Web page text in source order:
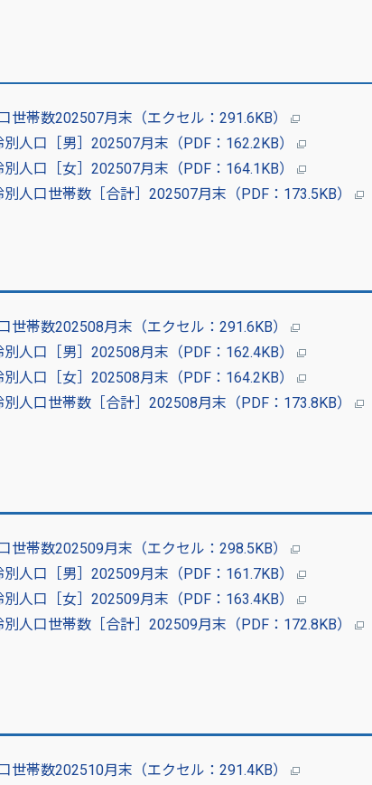
世帯数202507月末（エクセル：291.6KB）
人口［男］202507月末（PDF：162.2KB）
人口［女］202507月末（PDF：164.1KB）
人口世帯数［合計］202507月末（PDF：173.5KB）
世帯数202508月末（エクセル：291.6KB）
人口［男］202508月末（PDF：162.4KB）
人口［女］202508月末（PDF：164.2KB）
人口世帯数［合計］202508月末（PDF：173.8KB）
世帯数202509月末（エクセル：298.5KB）
人口［男］202509月末（PDF：161.7KB）
人口［女］202509月末（PDF：163.4KB）
人口世帯数［合計］202509月末（PDF：172.8KB）
世帯数202510月末（エクセル：291.4KB）